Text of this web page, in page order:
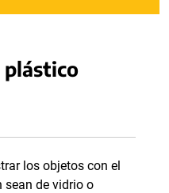
los objetos con el
sean de vidrio o